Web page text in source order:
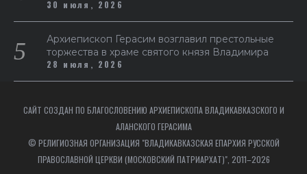
30 июля, 2026
Архиепископ Герасим возглавил престольные
торжества в храме святого князя Владимира
28 июля, 2026
САЙТ СОЗДАН ПО БЛАГОСЛОВЕНИЮ АРХИЕПИСКОПА ВЛАДИКАВКАЗСКОГО И
АЛАНСКОГО ГЕРАСИМА
© РЕЛИГИОЗНАЯ ОРГАНИЗАЦИЯ "ВЛАДИКАВКАЗСКАЯ ЕПАРХИЯ РУССКОЙ
ПРАВОСЛАВНОЙ ЦЕРКВИ (МОСКОВСКИЙ ПАТРИАРХАТ)", 2011–2026